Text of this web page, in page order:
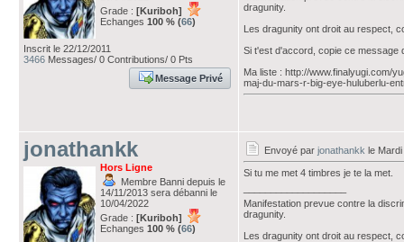
Grade : [Kuriboh]
Echanges 100 % (66)
Inscrit le 22/12/2011
3466 Messages/ 0 Contributions/ 0 Pts
Message Privé
dragunity.
Les dragunity ont droit au respect,
Si t'est d'accord, copie ce message
Ma liste : http://www.finalyugi.com/
maj-du-mars-r-big-eye-huluberlu-
jonathankk
Hors Ligne
Membre Banni depuis le
14/11/2013 sera débanni le
10/04/2022
Grade : [Kuriboh]
Echanges 100 % (66)
Envoyé par jonathankk le
Si tu me met 4 timbres je te la met.
Manifestation prevue contre la
dragunity.
Les dragunity ont droit au respect,